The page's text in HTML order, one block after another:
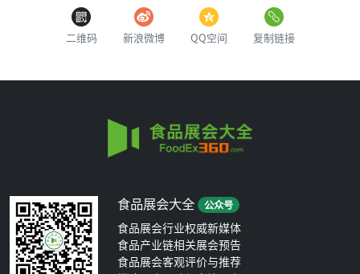
二维码 新浪微博 QQ空间 复制链接
食品展会大全 公众号
食品展会行业权威新媒体
食品产业链相关展会预告
食品展会客观评价与推荐